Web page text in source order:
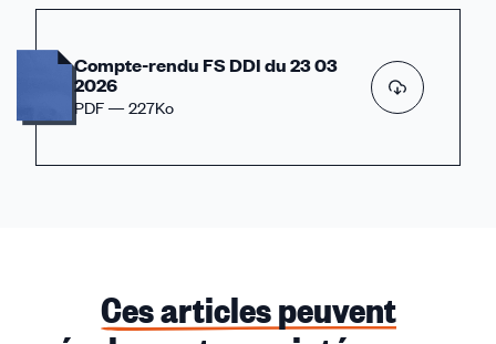
Compte-rendu FS DDI du 23 03
2026
PDF — 227Ko
Ces articles peuvent